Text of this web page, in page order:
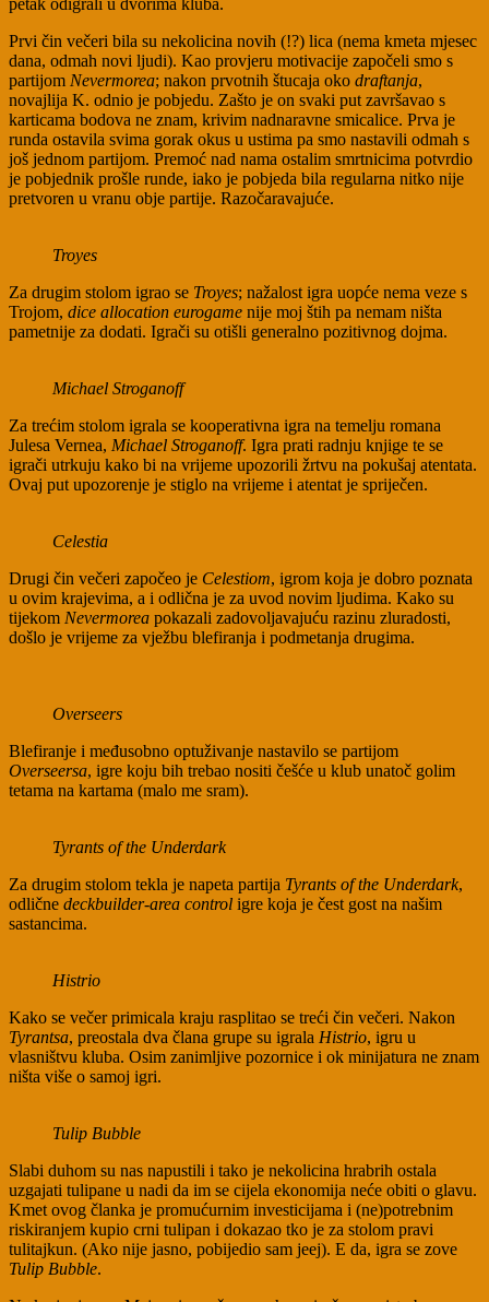
petak odigrali u dvorima kluba.
Prvi čin večeri bila su nekolicina novih (!?) lica (nema kmeta mjesec
dana, odmah novi ljudi). Kao provjeru motivacije započeli smo s
partijom Nevermorea; nakon prvotnih štucaja oko draftanja,
novajlija K. odnio je pobjedu. Zašto je on svaki put završavao s
karticama bodova ne znam, krivim nadnaravne smicalice. Prva je
runda ostavila svima gorak okus u ustima pa smo nastavili odmah s
još jednom partijom. Premoć nad nama ostalim smrtnicima potvrdio
je pobjednik prošle runde, iako je pobjeda bila regularna nitko nije
pretvoren u vranu obje partije. Razočaravajuće.
Troyes
Za drugim stolom igrao se Troyes; nažalost igra uopće nema veze s
Trojom, dice allocation eurogame nije moj štih pa nemam ništa
pametnije za dodati. Igrači su otišli generalno pozitivnog dojma.
Michael Stroganoff
Za trećim stolom igrala se kooperativna igra na temelju romana
Julesa Vernea, Michael Stroganoff. Igra prati radnju knjige te se
igrači utrkuju kako bi na vrijeme upozorili žrtvu na pokušaj atentata.
Ovaj put upozorenje je stiglo na vrijeme i atentat je spriječen.
Celestia
Drugi čin večeri započeo je Celestiom, igrom koja je dobro poznata
u ovim krajevima, a i odlična je za uvod novim ljudima. Kako su
tijekom Nevermorea pokazali zadovoljavajuću razinu zluradosti,
došlo je vrijeme za vježbu blefiranja i podmetanja drugima.
Overseers
Blefiranje i međusobno optuživanje nastavilo se partijom
Overseersa, igre koju bih trebao nositi češće u klub unatoč golim
tetama na kartama (malo me sram).
Tyrants of the Underdark
Za drugim stolom tekla je napeta partija Tyrants of the Underdark,
odlične deckbuilder-area control igre koja je čest gost na našim
sastancima.
Histrio
Kako se večer primicala kraju rasplitao se treći čin večeri. Nakon
Tyrantsa, preostala dva člana grupe su igrala Histrio, igru u
vlasništvu kluba. Osim zanimljive pozornice i ok minijatura ne znam
ništa više o samoj igri.
Tulip Bubble
Slabi duhom su nas napustili i tako je nekolicina hrabrih ostala
uzgajati tulipane u nadi da im se cijela ekonomija neće obiti o glavu.
Kmet ovog članka je promućurnim investicijama i (ne)potrebnim
riskiranjem kupio crni tulipan i dokazao tko je za stolom pravi
tulitajkun. (Ako nije jasno, pobijedio sam jeej). E da, igra se zove
Tulip Bubble.